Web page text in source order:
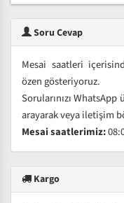
Soru Cevap
Mesai saatleri
özen gösteriyoruz.
Sorularınızı
arayarak veya iletişim
Mesai saatlerimiz:
Kargo